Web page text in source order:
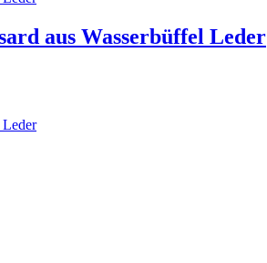
aus Wasserbüffel Leder